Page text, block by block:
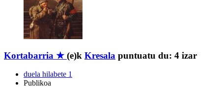
Kortabarria ★ (e)k Kresala puntuatu du: 4 izar
duela hilabete 1
Publikoa